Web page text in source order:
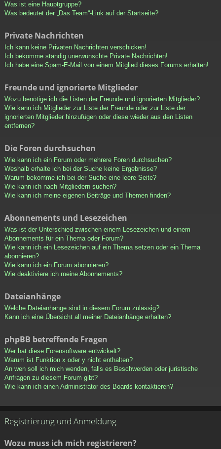
Was ist eine Hauptgruppe?
Was bedeutet der „Das Team“-Link auf der Startseite?
Private Nachrichten
Ich kann keine Privaten Nachrichten verschicken!
Ich bekomme ständig unerwünschte Private Nachrichten!
Ich habe eine Spam-E-Mail von einem Mitglied dieses Forums erhalten!
Freunde und ignorierte Mitglieder
Wozu benötige ich die Listen der Freunde und ignorierten Mitglieder?
Wie kann ich Mitglieder zur Liste der Freunde oder zur Liste der
ignorierten Mitglieder hinzufügen oder diese wieder aus den Listen
entfernen?
Die Foren durchsuchen
Wie kann ich ein Forum oder mehrere Foren durchsuchen?
Weshalb erhalte ich bei der Suche keine Ergebnisse?
Warum bekomme ich bei der Suche eine leere Seite?
Wie kann ich nach Mitgliedern suchen?
Wie kann ich meine eigenen Beiträge und Themen finden?
Abonnements und Lesezeichen
Was ist der Unterschied zwischen einem Lesezeichen und einem
Abonnements für ein Thema oder Forum?
Wie kann ich ein Lesezeichen auf ein Thema setzen oder ein Thema
abonnieren?
Wie kann ich ein Forum abonnieren?
Wie deaktiviere ich meine Abonnements?
Dateianhänge
Welche Dateianhänge sind in diesem Forum zulässig?
Kann ich eine Übersicht all meiner Dateianhänge erhalten?
phpBB betreffende Fragen
Wer hat diese Forensoftware entwickelt?
Warum ist Funktion x oder y nicht enthalten?
An wen soll ich mich wenden, falls es Beschwerden oder juristische
Anfragen zu diesem Forum gibt?
Wie kann ich einen Administrator des Boards kontaktieren?
Registrierung und Anmeldung
Wozu muss ich mich registrieren?